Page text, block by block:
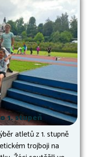
1. stupeň
atletů z 1. stupně
trojboji na